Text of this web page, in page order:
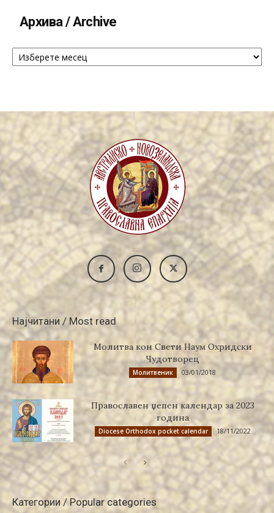
Архива / Archive
Архива
Најчитани / Most read
Молитва кон Свети Наум Охридски
Чудотворец
Молитвеник 03/01/2018
Православен џепен календар за 2023
година
Diocese Orthodox pocket calendar 18/11/2022
Категории / Popular categories